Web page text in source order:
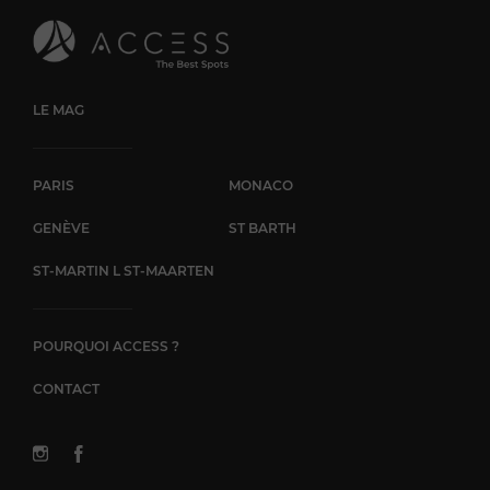
légères dans un décor végétalisé, à ciel ouvert.
LE MAG
PARIS MONACO
GENÈVE ST BARTH
ST-MARTIN L ST-MAARTEN
POURQUOI ACCESS ?
CONTACT